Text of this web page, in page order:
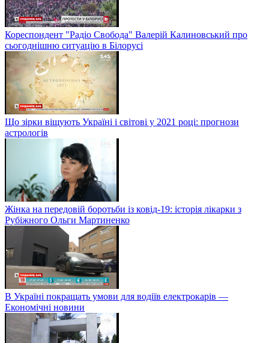
Кореспондент "Радіо Свобода" Валерій Калиновський про
сьогоднішню ситуацію в Білорусі
Що зірки віщують Україні і світові у 2021 році: прогнози
астрологів
Жінка на передовій боротьби із ковід-19: історія лікарки з
Рубіжного Ольги Мартиненко
В Україні покращать умови для водіїв електрокарів —
Економічні новини